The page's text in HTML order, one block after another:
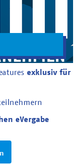
exklusiv für
eVergabe